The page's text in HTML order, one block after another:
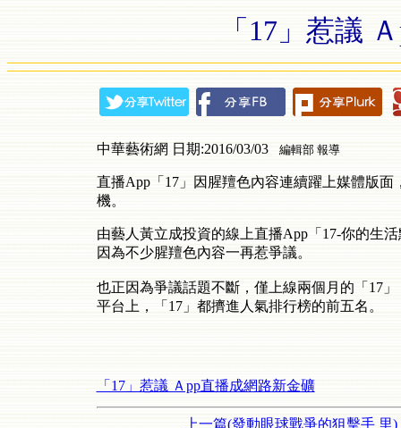
「17」惹議
中華藝術網 日期:2016/03/03 編輯部 報導
直播App「17」因腥羶色內容連續躍上媒體版
機。
由藝人黃立成投資的線上直播App「17-你的生
因為不少腥羶色內容一再惹爭議。
也正因為爭議話題不斷，僅上線兩個月的「17
平台上，「17」都擠進人氣排行榜的前五名。
「17」惹議 Ａpp直播成網路新金礦
上一篇(發動眼球戰爭的狙擊手 里)